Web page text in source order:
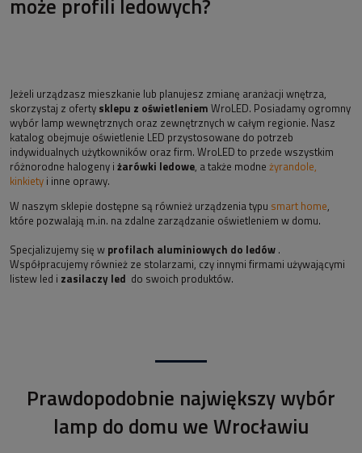
może profili ledowych?
Jeżeli urządzasz mieszkanie lub planujesz zmianę aranżacji wnętrza,
skorzystaj z oferty sklepu z oświetleniem WroLED. Posiadamy ogromny
wybór lamp wewnętrznych oraz zewnętrznych w całym regionie. Nasz
katalog obejmuje oświetlenie LED przystosowane do potrzeb
indywidualnych użytkowników oraz firm. WroLED to przede wszystkim
różnorodne halogeny i żarówki ledowe, a także modne żyrandole,
kinkiety i inne oprawy.
W naszym sklepie dostępne są również urządzenia typu smart home,
które pozwalają m.in. na zdalne zarządzanie oświetleniem w domu.
Specjalizujemy się w profilach aluminiowych do ledów .
Współpracujemy również ze stolarzami, czy innymi firmami używającymi
listew led i zasilaczy led do swoich produktów.
Prawdopodobnie największy wybór
lamp do domu we Wrocławiu